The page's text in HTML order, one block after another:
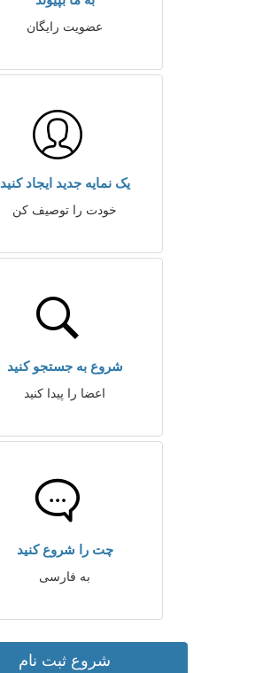
عضویت رایگان
یک نمایه جدید ایجاد کنید
خودت را توصیف کن
شروع به جستجو کنید
اعضا را پیدا کنید
چت را شروع کنید
به فارسی
شروع ثبت نام